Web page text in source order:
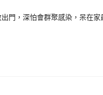
門，深怕會群聚感染，呆在